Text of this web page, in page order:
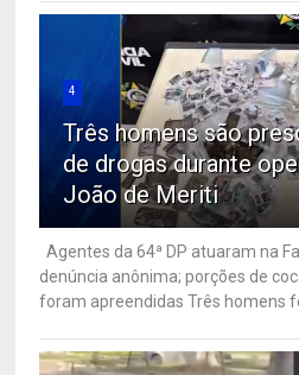
4
Três homens são
de drogas durante
João de Meriti
Agentes da 64ª DP atuaram na
denúncia anônima; porções de
foram apreendidas Três homens